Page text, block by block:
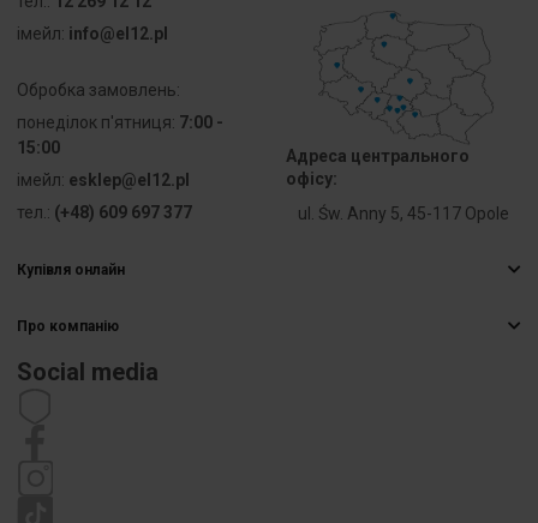
iмейл: info@el12.pl
Обробка замовлень:
понеділок п'ятниця: 7:00 -
15:00
iмейл: esklep@el12.pl
тел.: (+48) 609 697 377
Адреса центрального
офісу:
ul. Św. Anny 5, 45-117 Opole
Купівля онлайн
Способи доставки
Оплати
Про компанію
Кар’єра
Social media